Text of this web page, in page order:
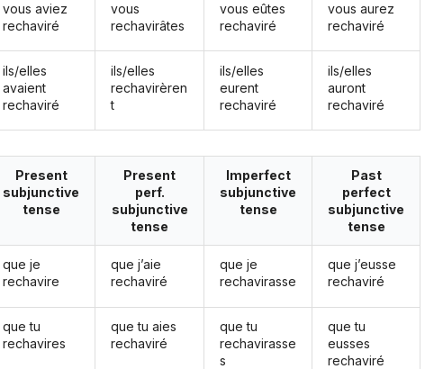
vous aviez
rechaviré
ils/elles
avaient
rechaviré
vous
rechavirâtes
ils/elles
rechavirèren
t
vous eûtes
rechaviré
ils/elles
eurent
rechaviré
vous aurez
rechaviré
ils/elles
auront
rechaviré
Present
subjunctive
tense
que je
rechavire
que tu
rechavires
Present
perf.
subjunctive
tense
que j’aie
rechaviré
que tu aies
rechaviré
Imperfect
subjunctive
tense
que je
rechavirasse
que tu
rechavirasse
s
Past
perfect
subjunctive
tense
que j’eusse
rechaviré
que tu
eusses
rechaviré